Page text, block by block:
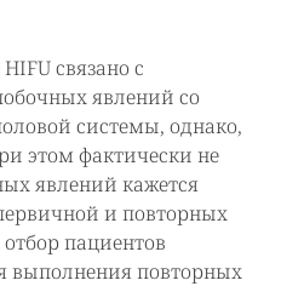
связано с
явлений со
системы, однако,
этом фактически не
явлений кажется
и повторных
пациентов
выполнения повторных